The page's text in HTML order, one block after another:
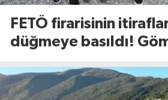
FETÖ firarisinin
düğmeye basıldı!